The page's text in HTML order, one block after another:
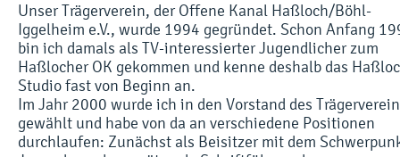
Unser Trägerverein, der Offene Kanal Haßloch/Böhl-
Iggelheim e.V., wurde 1994 gegründet. Schon Anfang
bin ich damals als TV-interessierter Jugendlicher zum
Haßlocher OK gekommen und kenne deshalb das
Studio fast von Beginn an.
Im Jahr 2000 wurde ich in den Vorstand des
gewählt und habe von da an verschiedene Positionen
durchlaufen: Zunächst als Beisitzer mit dem